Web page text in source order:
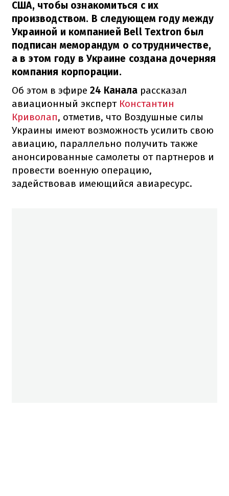
США, чтобы ознакомиться с их
производством. В следующем году между
Украиной и компанией Bell Textron был
подписан меморандум о сотрудничестве,
а в этом году в Украине создана дочерняя
компания корпорации.
Об этом в эфире 24 Канала рассказал
авиационный эксперт Константин
Криволап, отметив, что Воздушные силы
Украины имеют возможность усилить свою
авиацию, параллельно получить также
анонсированные самолеты от партнеров и
провести военную операцию,
задействовав имеющийся авиаресурс.